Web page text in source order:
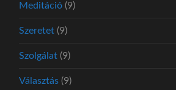
Meditáció (9)
Szeretet (9)
Szolgálat (9)
Választás (9)